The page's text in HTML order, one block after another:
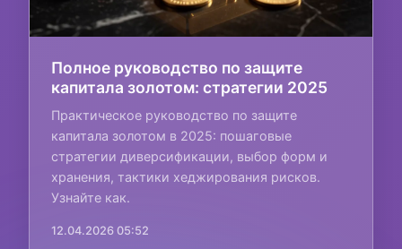
Полное руководство по защите
капитала золотом: стратегии 2025
Практическое руководство по защите
капитала золотом в 2025: пошаговые
стратегии диверсификации, выбор форм и
хранения, тактики хеджирования рисков.
Узнайте как.
12.04.2026 05:52